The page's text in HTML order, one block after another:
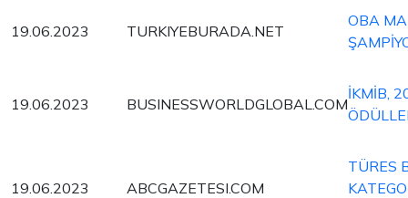
19.06.2023 TURKIYEBURADA.NET
OBA
19.06.2023 BUSINESSWORLDGLOBAL.COM
İKMİB,
19.06.2023 ABCGAZETESI.COM
TÜRES